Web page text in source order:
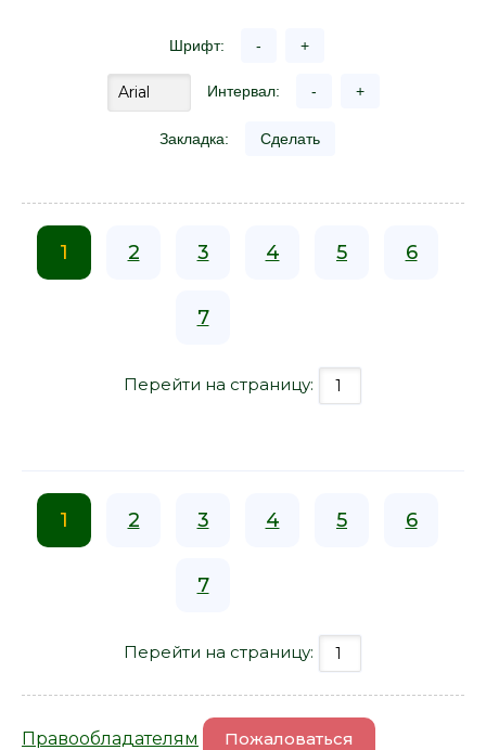
Шрифт: - +
Интервал: - +
Закладка: Сделать
1 2 3 4 5 6
7
Перейти на страницу:
1 2 3 4 5 6
7
Перейти на страницу:
Правообладателям Пожаловаться